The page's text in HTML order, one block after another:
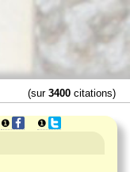
(sur 3400 citations)
❶ ❶